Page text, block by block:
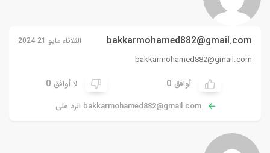
bakkarmohamed882@gmail.com الثلاثاء مايو 21 2024
bakkarmohamed882@gmail.com
أوافق 0 لا أوافق 0
bakkarmohamed882@gmail.com الرد على